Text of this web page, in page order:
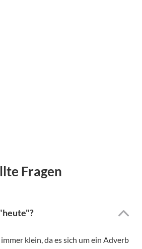
Fragen
klein, da es sich um ein Adverb